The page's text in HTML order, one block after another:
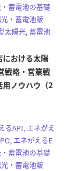
蓄電池の基礎
・蓄電池販
太陽光, 蓄電池
における太陽
戦略・営業戦
ノウハウ（2
るAPI, エネがえ
エネがえるE
蓄電池の基礎
・蓄電池販